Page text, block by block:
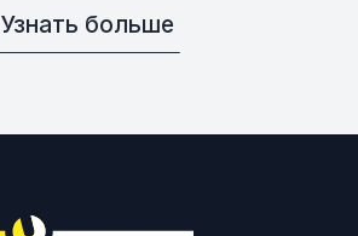
Узнать больше